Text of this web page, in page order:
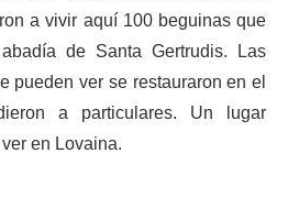
a vivir aquí 100 beguinas que
de Santa Gertrudis. Las
pueden ver se restauraron en el
a particulares. Un lugar
en Lovaina.